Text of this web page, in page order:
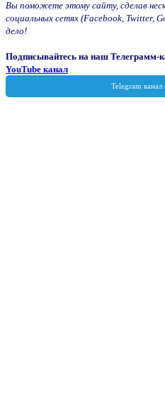
Вы поможете этому сайту, сделав
социальных сетях (Facebook, Twitter,
дело!
Подписывайтесь на наш Телеграмм-
YouTube канал